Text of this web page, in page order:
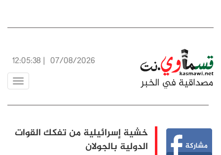
07/08/2026
|
12:05:39
Toggle
خشية إسرائيلية من تفكك القوات
الدولية بالجولان